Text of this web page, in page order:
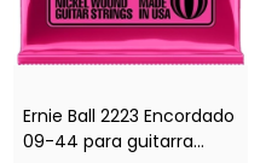
Ernie Ball 2223 Encordado
09-44 para guitarra